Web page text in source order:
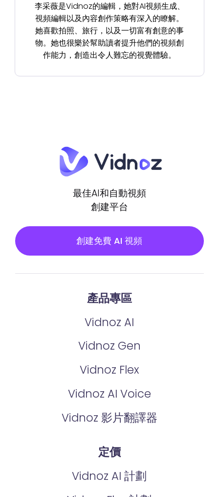
李采薇是Vidnoz的編輯，她對AI視頻生成、
視頻編輯以及內容創作策略有深入的瞭解。
她喜歡拍照、旅行，以及一切富有創意的事
物。她也很樂於幫助讀者提升他們的視頻創
作能力，創造出令人難忘的視覺體驗。
最佳AI和自動視頻
創建平台
創建免費 AI 視頻
產品專區
Vidnoz AI
Vidnoz Gen
Vidnoz Flex
Vidnoz AI Voice
Vidnoz 影片翻譯器
定價
Vidnoz AI 計劃